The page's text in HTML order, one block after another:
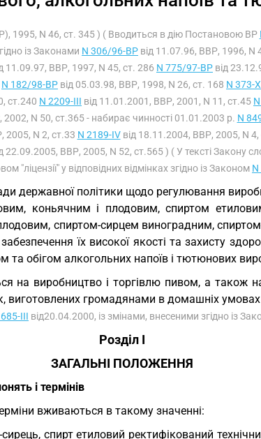
1995, N 46, ст. 345 ) ( Вводиться в дію Постановою ВР
із Законами N 306/96-ВР від 11.07.96, ВВР, 1996, N
11.09.97, ВВР, 1997, N 45, ст. 286 N 775/97-ВР від
N 182/98-ВР від 05.03.98, ВВР, 1998, N 26, ст. 168 N 373-
ст.240 N 2209-III від 11.01.2001, ВВР, 2001, N 11, ст.45
N 50, ст.365 - набирає чинності 01.01.2003 р. N
2005, N 2, ст.33 N 2189-IVвід 18.11.2004, ВВР, 2005, N 4,
22.09.2005, ВВР, 2005, N 52, ст.565 ) ( У тексті Закону
"ліцензії" у відповідних відмінках згідно із Законом
державної політики щодо регулювання
коньячним і плодовим, спиртом
спиртом-сирцем виноградним,
їх високої якості та захисту
обігом алкогольних напоїв і тютюнових
на виробництво і торгівлю пивом, а також
виготовлених громадянами в домашніх
III від20.04.2000, із змінами, внесеними згідно із
Розділ I
ЗАГАЛЬНІ ПОЛОЖЕННЯ
і термінів
вживаються в такому значенні:
спирт етиловий ректифікований